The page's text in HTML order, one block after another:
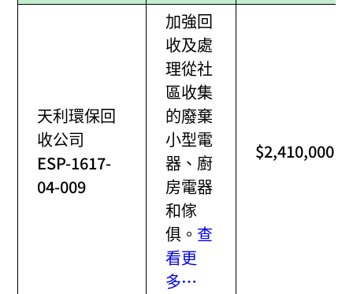
天利環保回
收公司
ESP-1617-
04-009
加強回
收及處
理從社
區收集
的廢棄
小型電
器、廚
房電器
和傢
俱。 查
看更
多…
$2,410,000